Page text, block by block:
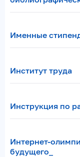
Именные
Институт труда
Инструкция по
Интернет-
будущего_